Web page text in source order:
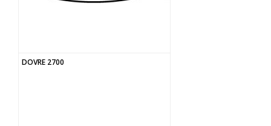
DOVRE 2700